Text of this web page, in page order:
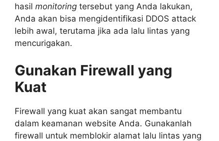
hasil monitoring tersebut yang Anda lakukan,
Anda akan bisa mengidentifikasi DDOS attack
lebih awal, terutama jika ada lalu lintas yang
mencurigakan.
Gunakan Firewall yang
Kuat
Firewall yang kuat akan sangat membantu
dalam keamanan website Anda. Gunakanlah
firewall untuk memblokir alamat lalu lintas yang